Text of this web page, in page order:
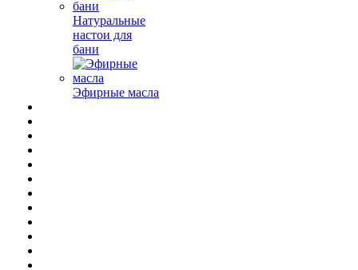
Натуральные
настои для
бани
Эфирные масла